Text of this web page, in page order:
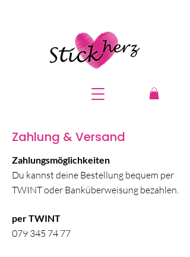
Zahlung & Versand
Zahlungsmöglichkeiten
Du kannst deine Bestellung bequem per
TWINT oder Banküberweisung bezahlen.
per TWINT
079 345 74 77